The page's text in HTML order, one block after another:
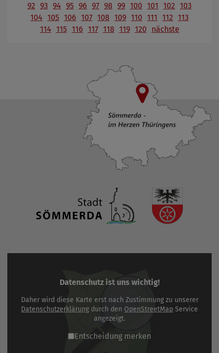
92 93 94 95 96 97 98 99 100 101 102 103
104 105 106 107 108 109 110 111 112 113
114 115 116 117 118 119 120 nächste
Datenschutz ist uns wichtig!
Daher wird diese Karte erst nach Zustimmung zu unserer
Datenschutzerklärung durch den OpenStreetMap Service
angezeigt.
Entscheidung merken